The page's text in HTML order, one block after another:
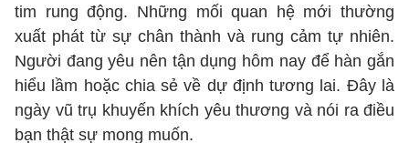
tim rung động. Những mối quan hệ mới thường
xuất phát từ sự chân thành và rung cảm tự nhiên.
Người đang yêu nên tận dụng hôm nay để hàn gắn
hiểu lầm hoặc chia sẻ về dự định tương lai. Đây là
ngày vũ trụ khuyến khích yêu thương và nói ra điều
bạn thật sự mong muốn.